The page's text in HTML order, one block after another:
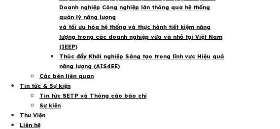
Doanh nghiệp Công nghiệp lớn thông qua hệ thống
quản lý năng lượng
và tối ưu hóa hệ thống và thực hành tiết kiệm năng
lượng trong các doanh nghiệp vừa và nhỏ tại Việt Nam
(IEEP)
Thúc đẩy Khởi nghiệp Sáng tạo trong lĩnh vực Hiệu quả
năng lượng (AIS4EE)
Các bên liên quan
Tin tức & Sự kiện
Tin tức SETP và Thông cáo báo chí
Sự kiện
Thư Viện
Liên hệ
Dự án EVSET tổ chức Buổi chia sẻ thông tin cho
Đợt kêu gọi Hỗ trợ Kỹ thuật lần thứ ba
Đại sứ EU: Cải cách của Việt Nam sẽ tiếp tục
thu hút nhà đầu tư nước ngoài
14 Th11 2025
Thụy Điển hỗ trợ Việt Nam chuyển dịch năng
lượng theo hướng bền vững và công bằng
12 Th11 2025